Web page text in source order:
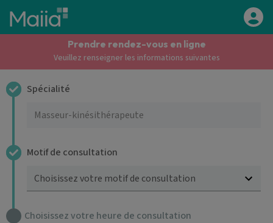
Aller au contenu principal
Prendre rendez-vous en ligne
Veuillez renseigner les informations suivantes
Spécialité
Motif de consultation
Choisissez votre motif de consultation
Choisissez votre heure de consultation